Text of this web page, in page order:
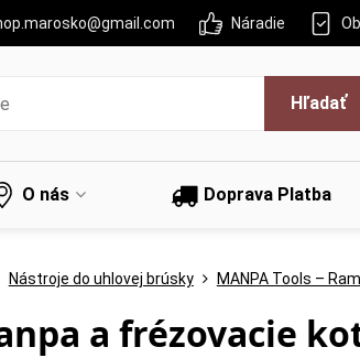
Náradie
Hľadať
O nás Doprava Platba
Nástroje do uhlovej brúsky MANPA Tools –
a frézovacie